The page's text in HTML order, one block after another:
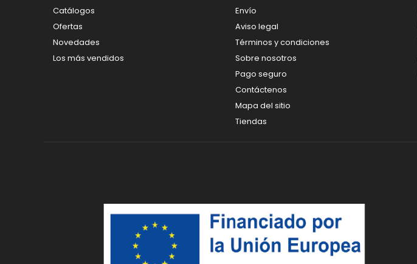
Catálogos
Ofertas
Novedades
Los más vendidos
Envío
Aviso legal
Términos y condiciones
Sobre nosotros
Pago seguro
Contáctenos
Mapa del sitio
Tiendas